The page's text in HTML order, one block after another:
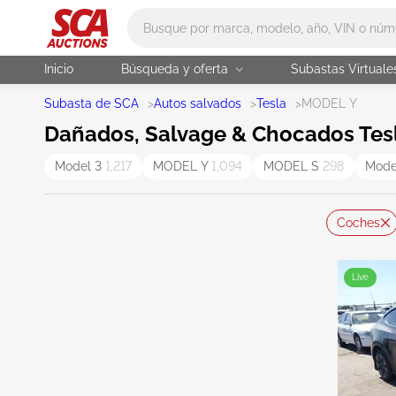
Inicio Búsqueda y oferta Subastas
Subasta de SCA >Autos salvados >Tesla >MODEL Y
Dañados, Salvage & Chocados
Model 3 1,217 MODEL Y 1,094 MODEL S 298
Coches
Live